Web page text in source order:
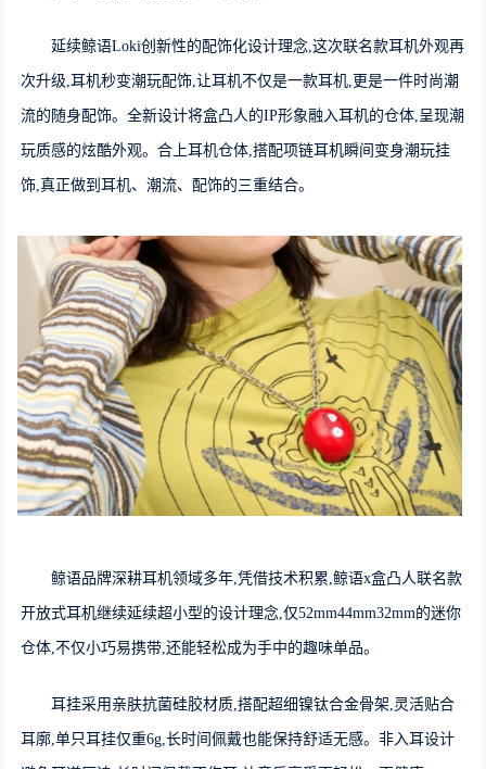
延续鲸语Loki创新性的配饰化设计理念,这次联名款耳机外观再
次升级,耳机秒变潮玩配饰,让耳机不仅是一款耳机,更是一件时尚潮
流的随身配饰。全新设计将盒凸人的IP形象融入耳机的仓体,呈现潮
玩质感的炫酷外观。合上耳机仓体,搭配项链耳机瞬间变身潮玩挂
饰,真正做到耳机、潮流、配饰的三重结合。
鲸语品牌深耕耳机领域多年,凭借技术积累,鲸语x盒凸人联名款
开放式耳机继续延续超小型的设计理念,仅52mm44mm32mm的迷你
仓体,不仅小巧易携带,还能轻松成为手中的趣味单品。
耳挂采用亲肤抗菌硅胶材质,搭配超细镍钛合金骨架,灵活贴合
耳廓,单只耳挂仅重6g,长时间佩戴也能保持舒适无感。非入耳设计